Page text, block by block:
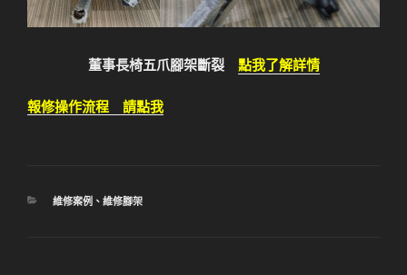
董事長椅五爪腳架斷裂 點我了解詳情
報修操作流程 請點我
分
維修案例、 維修腳架